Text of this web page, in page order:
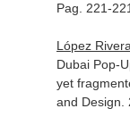
Pag. 221-221
López
Dubai Pop-
yet
and Design